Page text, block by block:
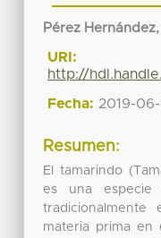
Pérez
URI:
http://
Fecha: 2019-
Resumen:
El tamarindo
es una especie
tradicionalmente
materia prima en